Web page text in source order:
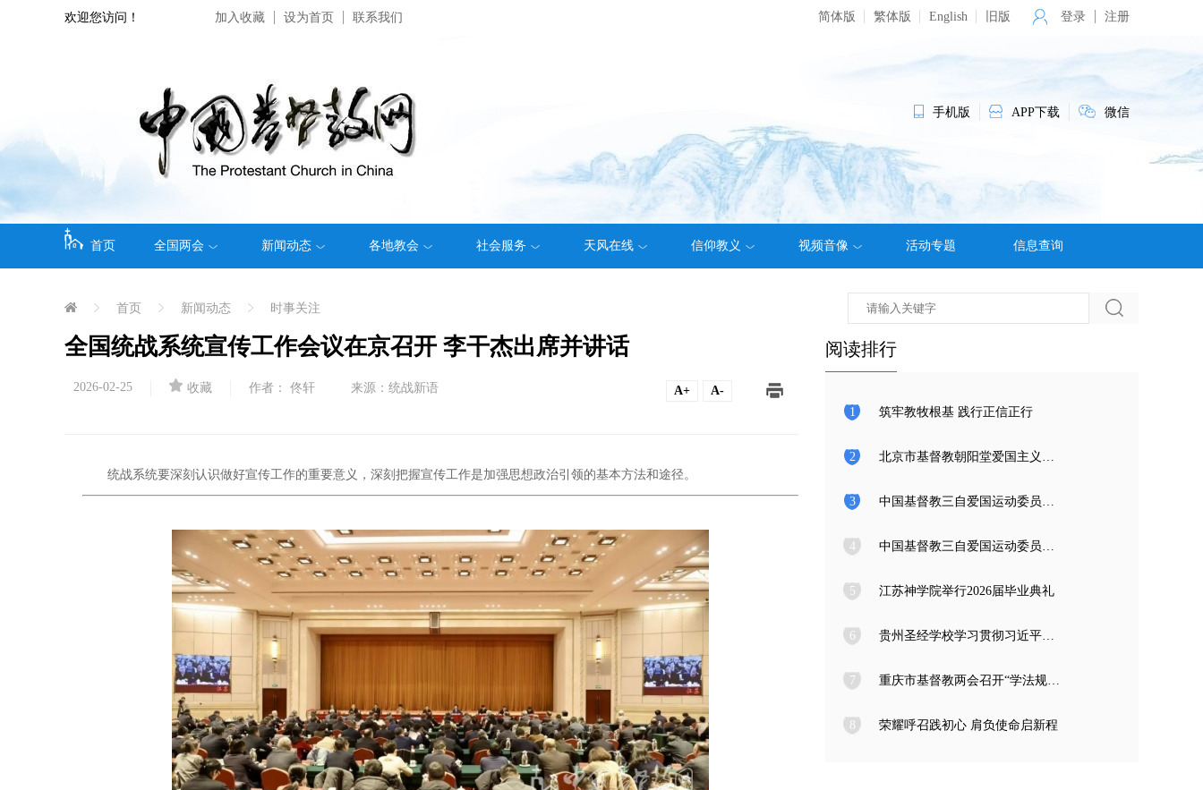
欢迎您访问！ 加入收藏 设为首页 联系我们 简体版 繁体版 English 旧版 登录 注册
手机版 APP下载 微信
首页 全国两会 新闻动态 各地教会 社会服务 天风在线 信仰教义 视频音像 活动专题 信息查询
首页 新闻动态 时事关注
全国统战系统宣传工作会议在京召开 李干杰出席并讲话
2026-02-25 收藏 作者： 佟轩 来源：统战新语 A+ A-
统战系统要深刻认识做好宣传工作的重要意义，深刻把握宣传工作是加强思想政治引领的基本方法和途径。
阅读排行
1 筑牢教牧根基 践行正信正行
2 北京市基督教朝阳堂爱国主义教育学习访问团一行来访
3 中国基督教三自爱国运动委员会2026年度公开招聘工作人员面试公告
4 中国基督教三自爱国运动委员会2026年度公开招聘应届高校毕业生面试公告
5 江苏神学院举行2026届毕业典礼
6 贵州圣经学校学习贯彻习近平总书记在庆祝中国共产党成立105周年大会上的重要讲话精神
7 重庆市基督教两会召开“学法规、守戒律、重修为、树形象” 教育活动总结会
8 荣耀呼召践初心 肩负使命启新程